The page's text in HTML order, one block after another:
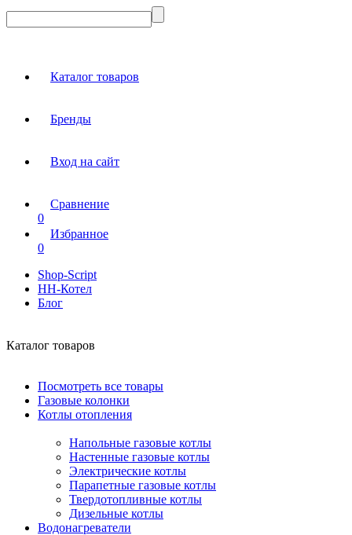
Каталог товаров
Бренды
Вход на сайт
Сравнение
0
Избранное
0
Shop-Script
НН-Котел
Блог
Каталог товаров
Посмотреть все товары
Газовые колонки
Котлы отопления
Напольные газовые котлы
Настенные газовые котлы
Электрические котлы
Парапетные газовые котлы
Твердотопливные котлы
Дизельные котлы
Водонагреватели